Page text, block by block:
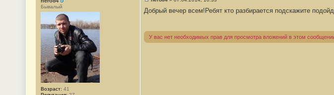
6
Бывалый
Возраст: 41
о
е
н
Добрый вечер всем!Ребят кто разбирается подскажите
У вас нет необходимых прав для просмотра вложений в этом